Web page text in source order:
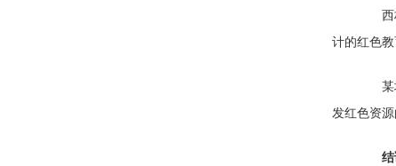
西柏
计的红色教
某地
发红色资源